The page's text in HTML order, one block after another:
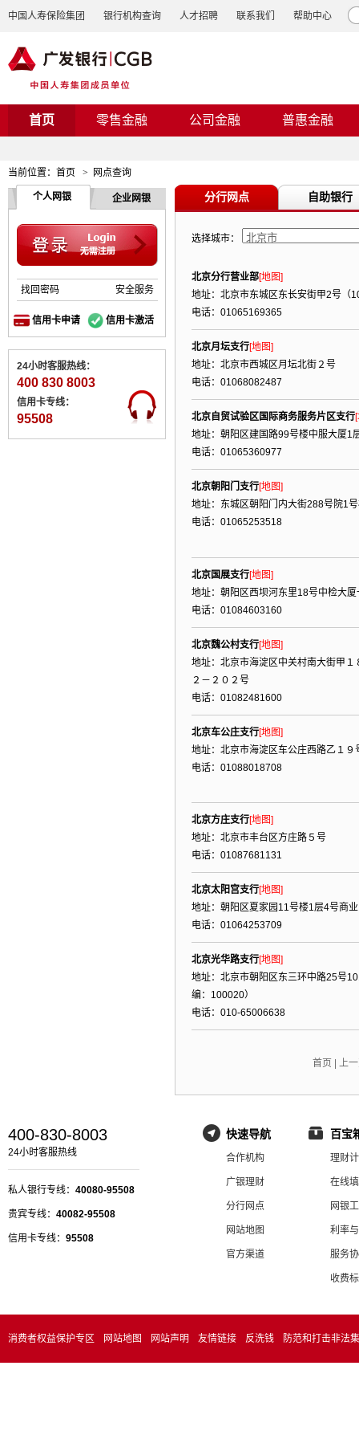
中国人寿保险集团 银行机构查询 人才招聘 联系我们 帮助中心
首页 零售金融 公司金融 普惠金融
当前位置： 首页 > 网点查询
个人网银 企业网银
找回密码 安全服务
信用卡申请 信用卡激活
24小时客服热线：
400 830 8003
信用卡专线：
95508
分行网点 自助银行
选择城市：
北京分行营业部[地图]
地址：北京市东城区东长安街甲2号（
电话：01065169365
北京月坛支行[地图]
地址：北京市西城区月坛北街２号
电话：01068082487
北京自贸试验区国际商务服务片区支行
地址：朝阳区建国路99号楼中服大厦1
电话：01065360977
北京朝阳门支行[地图]
地址：东城区朝阳门内大街288号院1
电话：01065253518
北京国展支行[地图]
地址：朝阳区西坝河东里18号中检大厦
电话：01084603160
北京魏公村支行[地图]
地址：北京市海淀区中关村南大街甲１
２－２０２号
电话：01082481600
北京车公庄支行[地图]
地址：北京市海淀区车公庄西路乙１９
电话：01088018708
北京方庄支行[地图]
地址：北京市丰台区方庄路５号
电话：01087681131
北京太阳宫支行[地图]
地址：朝阳区夏家园11号楼1层4号商业
电话：01064253709
北京光华路支行[地图]
地址：北京市朝阳区东三环中路25号
编：100020）
电话：010-65006638
首页 上
400-830-8003
24小时客服热线
私人银行专线： 40080-95508
贵宾专线： 40082-95508
信用卡专线： 95508
快速导航
合作机构
广银理财
分行网点
网站地图
官方渠道
百宝
理财
在线
网银
利率
服务
收费
消费者权益保护专区 网站地图 网站声明 友情链接 反洗钱 防范和打击非法